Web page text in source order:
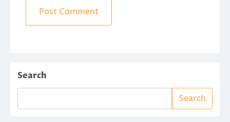
Search
Search